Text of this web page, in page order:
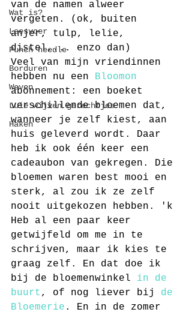
Wat is?
Leesvoer
Punch needle
Borduren
Weven
Luie wijven gerechtjes
Haken
van de namen alweer
vergeten. (ok, buiten
anjer, tulp, lelie,
distel,... enzo dan)
Veel van mijn vriendinnen
hebben nu een Bloomon
abonnement: een boeket
verschillende bloemen dat,
wanneer je zelf kiest, aan
huis geleverd wordt. Daar
heb ik ook één keer een
cadeaubon van gekregen. Die
bloemen waren best mooi en
sterk, al zou ik ze zelf
nooit uitgekozen hebben. 'k
Heb al een paar keer
getwijfeld om me in te
schrijven, maar ik kies te
graag zelf. En dat doe ik
bij de bloemenwinkel in de
buurt , of nog liever bij de
Bloemerie . En in de zomer